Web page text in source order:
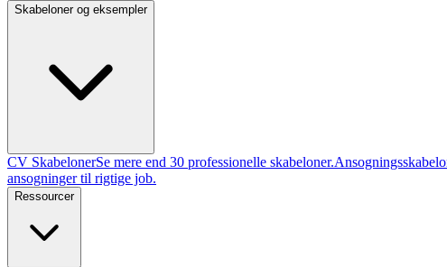
Skabeloner og eksempler
CV SkabelonerSe mere end 30 professionelle skabeloner.
ansogninger til rigtige job.
Ressourcer